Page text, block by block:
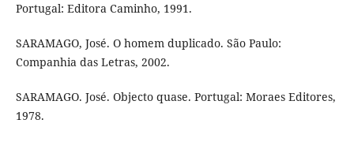
Portugal: Editora Caminho, 1991.
SARAMAGO, José. O homem duplicado. São Paulo:
Companhia das Letras, 2002.
SARAMAGO. José. Objecto quase. Portugal: Moraes Editores,
1978.